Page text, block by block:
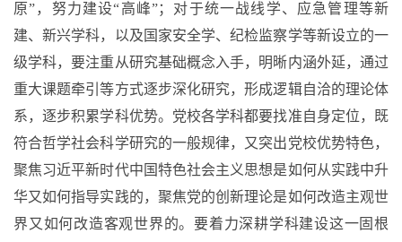
原”，努力建设“高峰”；对于统一战线学、应急管理等新
建、新兴学科，以及国家安全学、纪检监察学等新设立的一
级学科，要注重从研究基础概念入手，明晰内涵外延，通过
重大课题牵引等方式逐步深化研究，形成逻辑自洽的理论体
系，逐步积累学科优势。党校各学科都要找准自身定位，既
符合哲学社会科学研究的一般规律，又突出党校优势特色，
聚焦习近平新时代中国特色社会主义思想是如何从实践中升
华又如何指导实践的，聚焦党的创新理论是如何改造主观世
界又如何改造客观世界的。要着力深耕学科建设这一固根